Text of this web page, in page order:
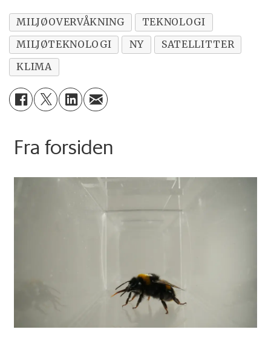
MILJØOVERVÅKNING
TEKNOLOGI
MILJØTEKNOLOGI
NY
SATELLITTER
KLIMA
Fra forsiden